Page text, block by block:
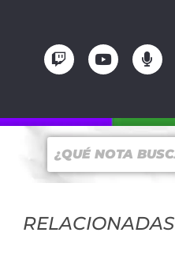
RELACIONADAS